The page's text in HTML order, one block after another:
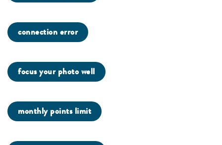
connection error
focus your photo well
monthly points limit